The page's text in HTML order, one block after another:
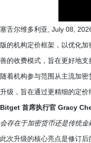
塞舌尔维多利亚, July 08,
版的机构定价框架，以优化
善的收费模式，旨在更好地
随着机构参与范围从主流加
升级，旨在通过更精细的定
Bitget 首席执行官 Gracy
会存在于加密货币还是传统
此次升级的核心亮点是修订